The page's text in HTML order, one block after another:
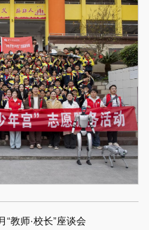
“教师·校长”座谈会